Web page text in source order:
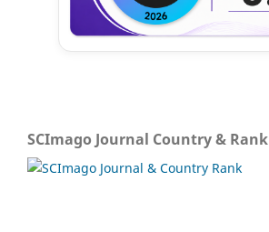
SCImago Journal Country & Rank